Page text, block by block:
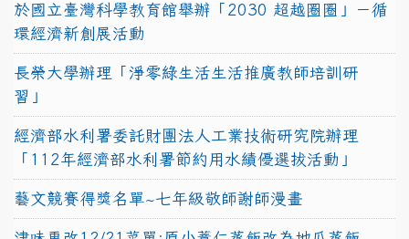
於國立臺灣科學教育館舉辦「2030 超越圈圈」－循
環經濟新創展活動
長榮大學辦理「淨零綠生活生活推廣教師培訓研
習」
經濟部水利署委託財團法人工業技術研究院辦理
「112年經濟部水利署節約用水績優選拔活動」
藝文競賽得獎名單~七年級敬師謝師漫畫